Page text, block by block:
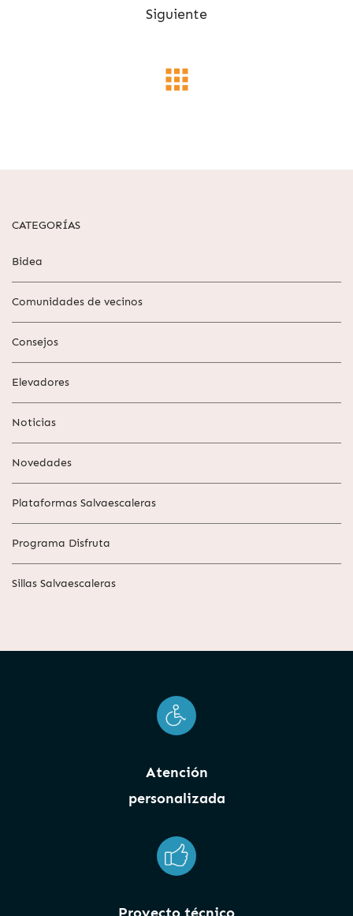
Siguiente
CATEGORÍAS
Bidea
Comunidades de vecinos
Consejos
Elevadores
Noticias
Novedades
Plataformas Salvaescaleras
Programa Disfruta
Sillas Salvaescaleras
Atención
personalizada